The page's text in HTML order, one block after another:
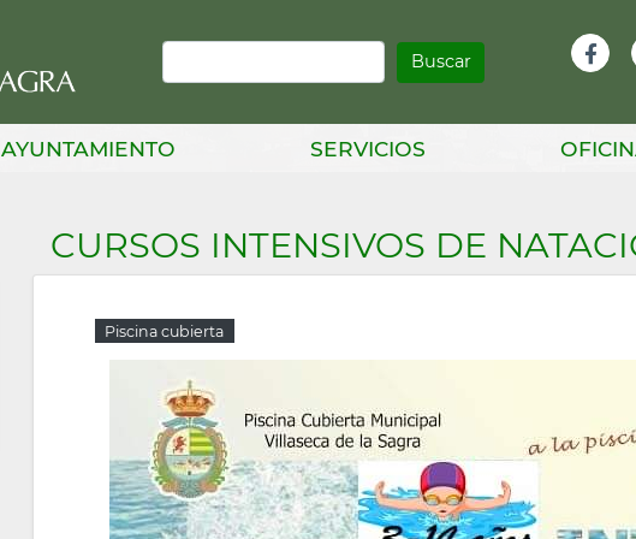
Buscar
AYUNTAMIENTO SERVICIOS
CURSOS INTENSIVOS DE
Piscina cubierta